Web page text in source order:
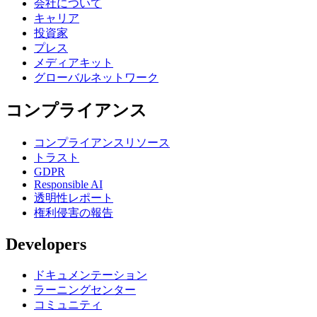
会社について
キャリア
投資家
プレス
メディアキット
グローバルネットワーク
コンプライアンス
コンプライアンスリソース
トラスト
GDPR
Responsible AI
透明性レポート
権利侵害の報告
Developers
ドキュメンテーション
ラーニングセンター
コミュニティ